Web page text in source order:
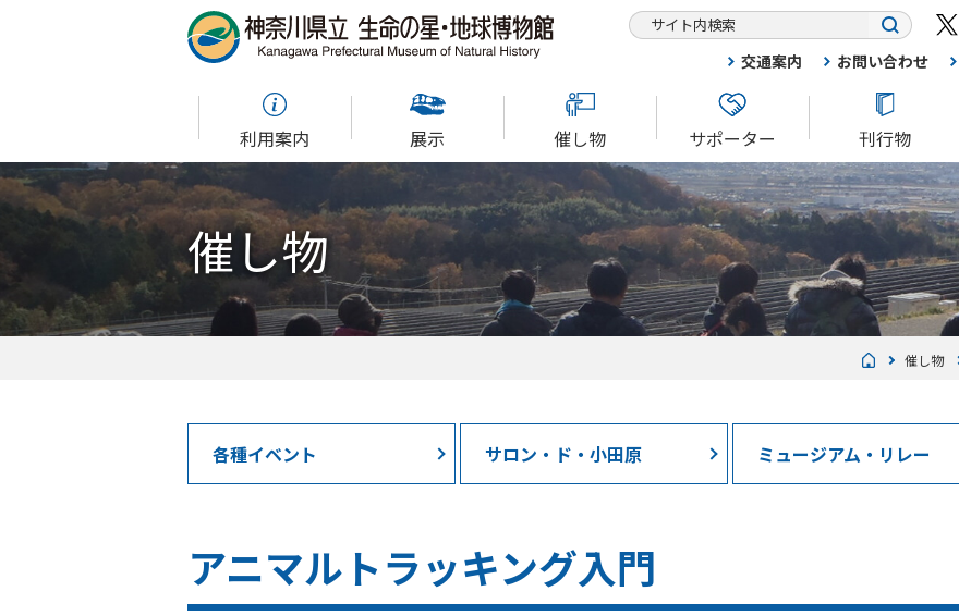
交通案内
お問い合わせ
利用案内 展示 催し物 サポーター 刊行物
催し物
催し物
各種イベント サロン・ド・小田原 ミュージアム・リレー
アニマルトラッキング入門